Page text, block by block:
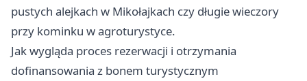
pustych alejkach w Mikołajkach czy długie wieczory
przy kominku w agroturystyce.
Jak wygląda proces rezerwacji i otrzymania
dofinansowania z bonem turystycznym